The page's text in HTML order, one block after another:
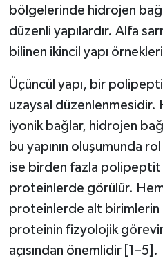
bölgelerinde hidrojen
düzenli yapılardır. Alfa
bilinen ikincil yapı
Üçüncül yapı, bir
uzaysal
iyonik bağlar, hidrojen
bu yapının oluşumunda
ise birden fazla polipeptit
proteinlerde görülür.
proteinlerde alt birimlerin
proteinin fizyolojik
açısından önemlidir [1–5].